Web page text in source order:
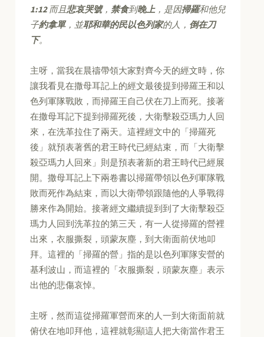
1:12而且悲哀哭號， 禁食到晚上，是因掃羅和他兒
子約拿單，並耶和華的民以色列家的人， 倒在刀
下。
主呀，當我在晨禱帶領大家對齊今天的經文時，你
讓我看見在撒母耳記上的經文最後提到掃羅王和以
色列軍隊戰敗，而掃羅王自己伏在刀上而死。接著
在撒母耳記下提到掃羅死後，大衛擊殺亞瑪力人回
來，在洗革拉住了兩天。這裡經文中的「掃羅死
後」就預表著舊的君王時代已經結束，而「大衛擊
殺亞瑪力人回來」則是預表著新的君王時代已經展
開。撒母耳記上下兩卷書以掃羅帶領以色列軍隊戰
敗而死作為結束，而以大衛帶領跟隨他的人爭戰得
勝來作為開始。接著經文繼續提到到了大衛擊殺亞
瑪力人回到洗革拉的第三天，有一人從掃羅的營裡
出來，衣服撕裂，頭蒙灰塵，到大衛面前伏地叩
拜。這裡的「掃羅的營」指的是以色列軍隊安營的
基利波山，而這裡的「衣服撕裂，頭蒙灰塵」表示
出他的悲傷哀悼。
主呀，然而這從掃羅軍營而來的人一到大衛面前就
俯伏在地叩拜他，這裡就彰顯這人把大衛當作君王